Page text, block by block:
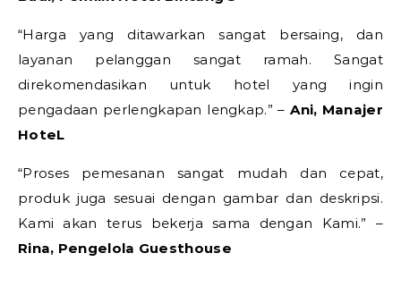
“Harga yang ditawarkan sangat bersaing, dan
layanan pelanggan sangat ramah. Sangat
direkomendasikan untuk hotel yang ingin
pengadaan perlengkapan lengkap.” –Ani, Manajer
HoteL
“Proses pemesanan sangat mudah dan cepat,
produk juga sesuai dengan gambar dan deskripsi.
Kami akan terus bekerja sama dengan Kami.” –
Rina, Pengelola Guesthouse